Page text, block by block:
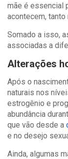
mãe é essencial
acontecem, tanto
Somado a isso,
associadas a
Alterações
Após o
naturais nos
estrogênio e
abundância
que vão desde a
e no desejo
Ainda, algumas